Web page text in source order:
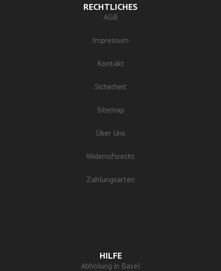
RECHTLICHES
AGB
Impressum
Kontakt
Sicherheit
Sitemap
Über Uns
Widerrufsrecht
Zahlungsarten
HILFE
Abholung in Basel